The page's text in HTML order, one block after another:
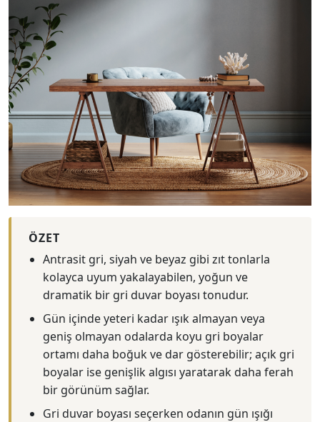
ÖZET
Antrasit gri, siyah ve beyaz gibi zıt tonlarla
kolayca uyum yakalayabilen, yoğun ve
dramatik bir gri duvar boyası tonudur.
Gün içinde yeteri kadar ışık almayan veya
geniş olmayan odalarda koyu gri boyalar
ortamı daha boğuk ve dar gösterebilir; açık gri
boyalar ise genişlik algısı yaratarak daha ferah
bir görünüm sağlar.
Gri duvar boyası seçerken odanın gün ışığı